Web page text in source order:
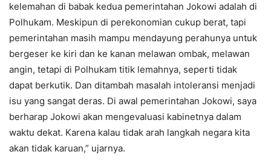
kelemahan di babak kedua pemerintahan Jokowi adalah di
Polhukam. Meskipun di perekonomian cukup berat, tapi
pemerintahan masih mampu mendayung perahunya untuk
bergeser ke kiri dan ke kanan melawan ombak, melawan
angin, tetapi di Polhukam titik lemahnya, seperti tidak
dapat berkutik. Dan ditambah masalah intoleransi menjadi
isu yang sangat deras. Di awal pemerintahan Jokowi, saya
berharap Jokowi akan mengevaluasi kabinetnya dalam
waktu dekat. Karena kalau tidak arah langkah negara kita
akan tidak karuan,” ujarnya.